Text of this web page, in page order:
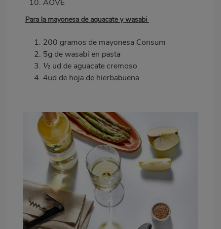
AOVE
Para la mayonesa de aguacate y wasabi
200 gramos de mayonesa Consum
5g de wasabi en pasta
1⁄2 ud de aguacate cremoso
4ud de hoja de hierbabuena